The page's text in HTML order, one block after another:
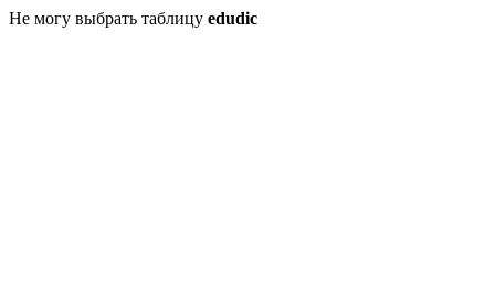
Не могу выбрать таблицу edudic